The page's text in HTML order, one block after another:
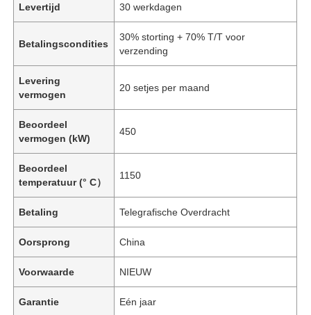
Levertijd 30 werkdagen
Betalingscondities
30% storting + 70% T/T voor
verzending
Levering
vermogen
20 setjes per maand
Beoordeel
vermogen (kW)
450
Beoordeel
temperatuur (° C）
1150
Betaling Telegrafische Overdracht
Oorsprong China
Voorwaarde NIEUW
Garantie Eén jaar